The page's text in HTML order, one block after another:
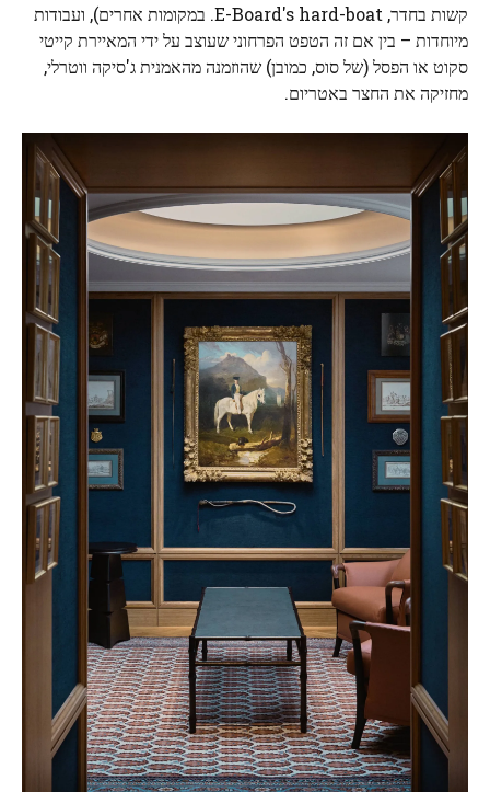
קשות בחדר, E-Board's hard-boat. במקומות אחרים), ועבודות
מיוחדות – בין אם זה הטפט הפרחוני שעוצב על ידי המאיירת קייטי
סקוט או הפסל (של סוס, כמובן) שהוזמנה מהאמנית ג'סיקה ווטרלי,
מחזיקה את החצר באטריום.